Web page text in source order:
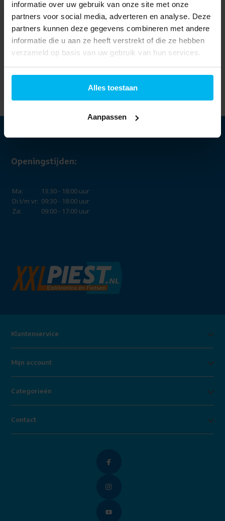
informatie over uw gebruik van onze site met onze
partners voor social media, adverteren en analyse. Deze
partners kunnen deze gegevens combineren met andere
informatie die u aan ze heeft verstrekt of die ze hebben
verzameld op basis van uw gebruik van hun services.
Alles toestaan
Aanpassen
Openingstijden:
Ma:
13:30 - 18:00 uur
Di t/m vr: 09:30 - 18:00 uur
Za:
09:00 - 17:00 uur
Klantenservice
Mijn account
Categorieën
Contact